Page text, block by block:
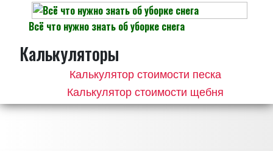
Всё что нужно знать об уборке снега
Калькуляторы
Калькулятор стоимости песка
Калькулятор стоимости щебня